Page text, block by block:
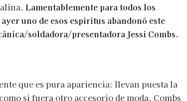
Lamentablemente para todos los
uno de esos espíritus abandonó este
soldadora/presentadora Jessi Combs.
que es pura apariencia: llevan puesta la
si fuera otro accesorio de moda. Combs